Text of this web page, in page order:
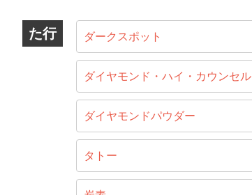
た行 ダークスポット
ダイヤモンド・ハイ・カウンセル
ダイヤモンドパウダー
タトー